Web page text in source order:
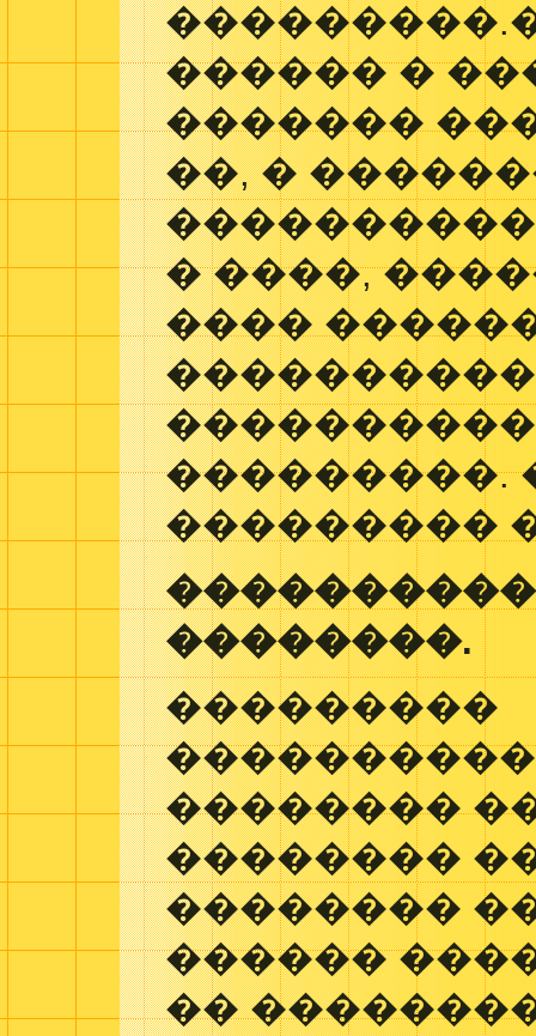
������ �
�������
��, �
� ����,
����
����������
���������.
���������
��������.
���������
��������
��������
��������
������
��